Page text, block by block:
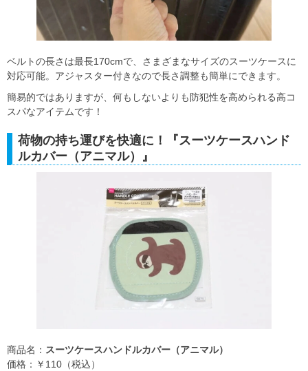
ベルトの長さは最長170cmで、さまざまなサイズのスーツケースに
対応可能。アジャスター付きなので長さ調整も簡単にできます。
簡易的ではありますが、何もしないよりも防犯性を高められる高コ
スパなアイテムです！
荷物の持ち運びを快適に！『スーツケースハンド
ルカバー（アニマル）』
商品名： スーツケースハンドルカバー（アニマル）
価格：￥110（税込）